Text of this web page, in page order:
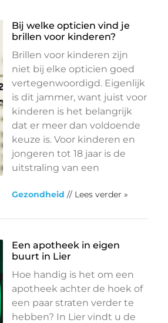
Bij welke opticien vind je
brillen voor kinderen?
Brillen voor kinderen zijn
niet bij elke opticien goed
vertegenwoordigd. Eigenlijk
is dit jammer, want juist voor
kinderen is het belangrijk
dat er meer dan voldoende
keuze is. Voor kinderen en
jongeren tot 18 jaar is de
uitstraling van een
Gezondheid // Lees verder »
Een apotheek in eigen
buurt in Lier
Hoe handig is het om een
apotheek achter de hoek of
een paar straten verder te
hebben? In Lier vindt u de